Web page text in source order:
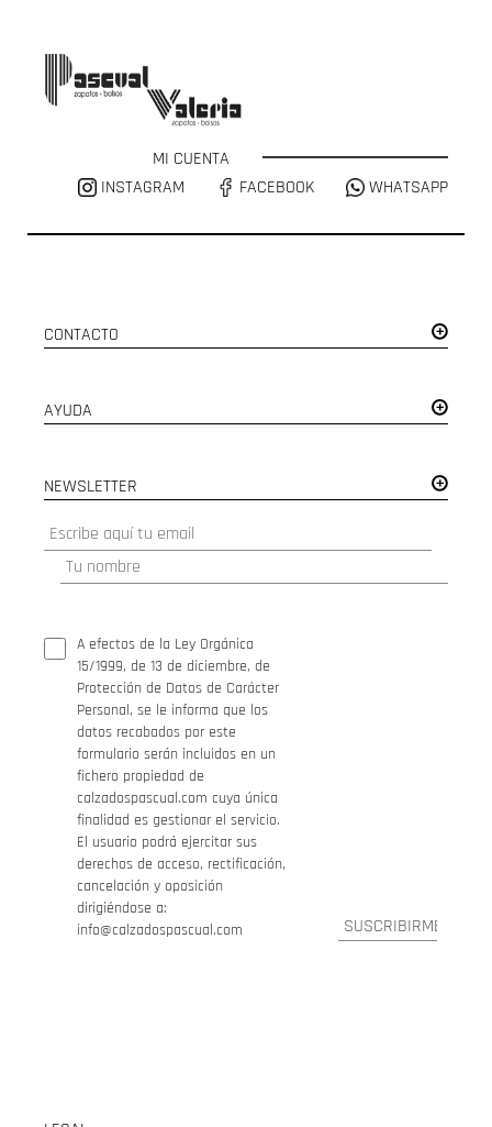
MI CUENTA
INSTAGRAM
FACEBOOK WHATSAPP
CONTACTO
AYUDA
NEWSLETTER
A efectos de la Ley Orgánica
15/1999, de 13 de diciembre, de
Protección de Datos de Carácter
Personal, se le informa que los
datos recabados por este
formulario serán incluidos en un
fichero propiedad de
calzadospascual.com cuya única
finalidad es gestionar el servicio.
El usuario podrá ejercitar sus
derechos de acceso, rectificación,
cancelación y oposición
dirigiéndose a:
info@calzadospascual.com